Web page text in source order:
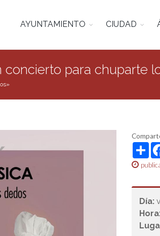
AYUNTAMIENTO CIUDAD
para chuparte
Día: